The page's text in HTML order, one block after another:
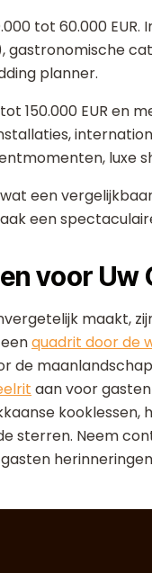
tot 60.000
planner.
150.000 EUR en
luxe
een
een
voor Uw
maakt,
quadrit door de
de
aan voor
kooklessen,
sterren. Neem